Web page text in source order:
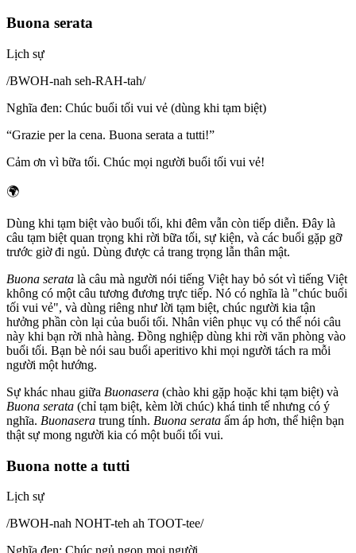
Buona serata
Lịch sự
/BWOH-nah seh-RAH-tah/
Nghĩa đen: Chúc buổi tối vui vẻ (dùng khi tạm biệt)
“Grazie per la cena. Buona serata a tutti!”
Cảm ơn vì bữa tối. Chúc mọi người buổi tối vui vẻ!
🌍
Dùng khi tạm biệt vào buổi tối, khi đêm vẫn còn tiếp diễn. Đây là
câu tạm biệt quan trọng khi rời bữa tối, sự kiện, và các buổi gặp gỡ
trước giờ đi ngủ. Dùng được cả trang trọng lẫn thân mật.
Buona serata là câu mà người nói tiếng Việt hay bỏ sót vì tiếng Việt
không có một câu tương đương trực tiếp. Nó có nghĩa là "chúc buổi
tối vui vẻ", và dùng riêng như lời tạm biệt, chúc người kia tận
hưởng phần còn lại của buổi tối. Nhân viên phục vụ có thể nói câu
này khi bạn rời nhà hàng. Đồng nghiệp dùng khi rời văn phòng vào
buổi tối. Bạn bè nói sau buổi aperitivo khi mọi người tách ra mỗi
người một hướng.
Sự khác nhau giữa Buonasera (chào khi gặp hoặc khi tạm biệt) và
Buona serata (chỉ tạm biệt, kèm lời chúc) khá tinh tế nhưng có ý
nghĩa. Buonasera trung tính. Buona serata ấm áp hơn, thể hiện bạn
thật sự mong người kia có một buổi tối vui.
Buona notte a tutti
Lịch sự
/BWOH-nah NOHT-teh ah TOOT-tee/